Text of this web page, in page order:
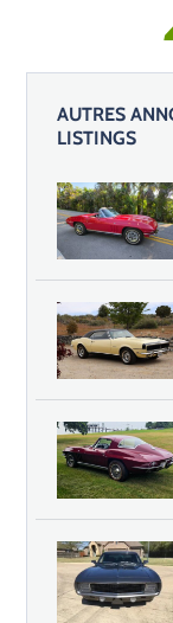
AUTRES
LISTINGS